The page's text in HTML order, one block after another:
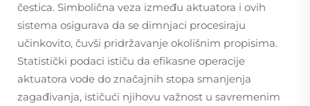
čestica. Simbolična veza između aktuatora i ovih
sistema osigurava da se dimnjaci procesiraju
učinkovito, čuvši pridržavanje okolišnim propisima.
Statistički podaci ističu da efikasne operacije
aktuatora vode do značajnih stopa smanjenja
zagađivanja, ističući njihovu važnost u savremenim